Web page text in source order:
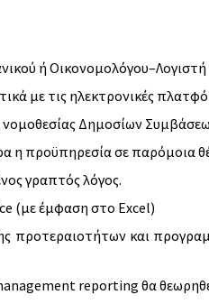
ή
με τις ηλεκτρονικές
Δημοσίων
η προϋπηρεσία σε παρόμοια
γραπτός λόγος.
(με έμφαση στο Excel)
προτεραιοτήτων και
reporting θα